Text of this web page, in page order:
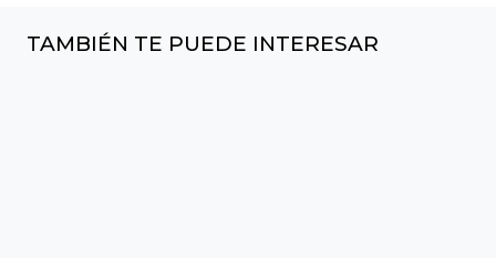
TAMBIÉN TE PUEDE INTERESAR